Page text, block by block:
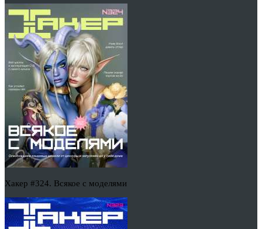
Хакер #324. Всякое с моделями